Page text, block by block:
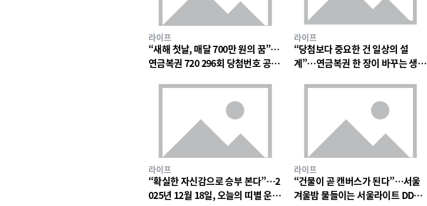
라이프
“새해 첫날, 매달 700만 원의 꿈”…
연금복권 720 296회 당첨번호 공개
라이프
“당첨보다 중요한 건 일상의 설
계”…연금복권 한 장이 바꾸는 생활
라이프
“확실한 자신감으로 승부 본다”…2
025년 12월 18일, 오늘의 띠별 운세
라이프
“건물이 곧 캔버스가 된다”…서울
겨울밤 물들이는 서울라이트 DDP